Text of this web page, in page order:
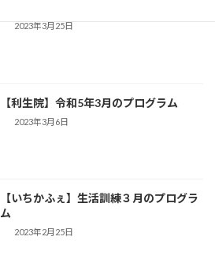
2023年3月25日
【利生院】令和5年3月のプログラム
2023年3月6日
【いちかふぇ】生活訓練３月のプログラ
ム
2023年2月25日